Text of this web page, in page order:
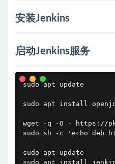
安装Jenkins
启动Jenkins服务
sudo apt update
sudo apt install
wget -q -O - https://
sudo sh -c 'echo
sudo apt update
sudo apt install